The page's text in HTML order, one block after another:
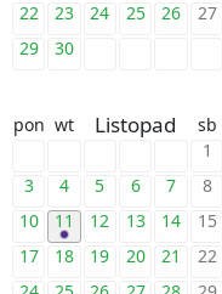
22
23 24 25 26 27
29
30
pon wt Listopad sb
1
3
4 5 6 7 8
10
11 12 13 14 15
17
18 19 20 21 22